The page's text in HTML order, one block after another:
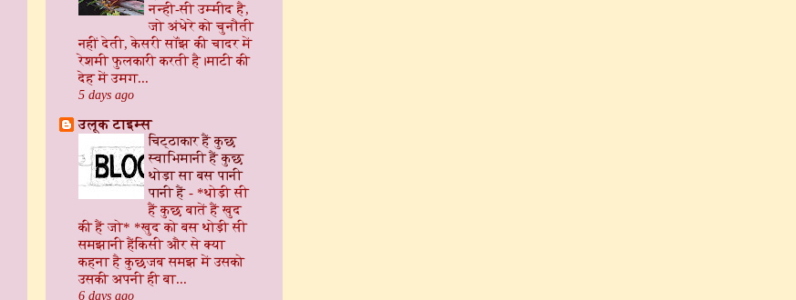
नन्ही-सी उम्मीद है,
जो अंधेरे को चुनौती
नहीं देती, केसरी सॉंझ की चादर में
रेशमी फुलकारी करती है। ​माटी की
देह में उमग...
5 days ago
उलूक टाइम्स
चिट्ठाकार हैं कुछ
स्वाभिमानी हैं कुछ
थोड़ा सा बस पानी
पानी हैं- *थोड़ी सी
हैं कुछ बातें हैं खुद
की हैं जो* *खुद को बस थोड़ी सी
समझानी हैंकिसी और से क्या
कहना है कुछजब समझ में उसको
उसकी अपनी ही बा...
6 days ago